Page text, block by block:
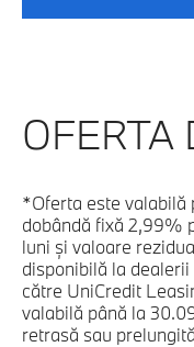
OFERTA
*Oferta este valabilă
dobândă fixă 2,99%
luni și valoare
disponibilă la
către UniCredit
valabilă până la
retrasă sau